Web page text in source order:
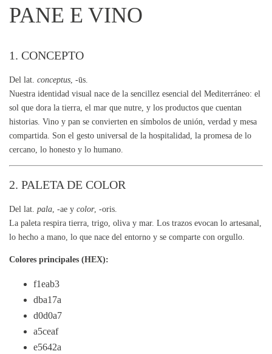
PANE E VINO
1. CONCEPTO
Del lat. conceptus, -ūs.
Nuestra identidad visual nace de la sencillez esencial del Mediterráneo: el
sol que dora la tierra, el mar que nutre, y los productos que cuentan
historias. Vino y pan se convierten en símbolos de unión, verdad y mesa
compartida. Son el gesto universal de la hospitalidad, la promesa de lo
cercano, lo honesto y lo humano.
2. PALETA DE COLOR
Del lat. pala, -ae y color, -oris.
La paleta respira tierra, trigo, oliva y mar. Los trazos evocan lo artesanal,
lo hecho a mano, lo que nace del entorno y se comparte con orgullo.
Colores principales (HEX):
f1eab3
dba17a
d0d0a7
a5ceaf
e5642a